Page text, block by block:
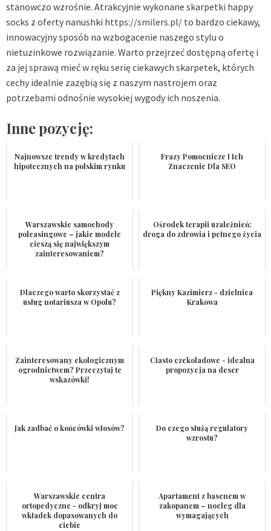
stanowczo wzrośnie. Atrakcyjnie wykonane skarpetki happy
socks z oferty nanushki https://smilers.pl/ to bardzo ciekawy,
innowacyjny sposób na wzbogacenie naszego stylu o
nietuzinkowe rozwiązanie. Warto przejrzeć dostępną ofertę i
za jej sprawą mieć w ręku serię ciekawych skarpetek, których
cechy idealnie zazębią się z naszym nastrojem oraz
potrzebami odnośnie wysokiej wygody ich noszenia.
Inne pozycję:
Najnowsze trendy w kredytach
hipotecznych na polskim rynku
Frazy Pomocnicze I Ich
Znaczenie Dla SEO
Warszawskie samochody
poleasingowe – jakie modele
cieszą się największym
zainteresowaniem?
Ośrodek terapii uzależnień:
droga do zdrowia i pełnego życia
Dlaczego warto skorzystać z
usług notariusza w Opolu?
Piękny Kazimierz - dzielnica
Krakowa
Zainteresowany ekologicznym
ogrodnictwem? Przeczytaj te
wskazówki!
Ciasto czekoladowe - idealna
propozycja na deser
Jak zadbać o końcówki włosów?
Do czego służą regulatory
wzrostu?
Warszawskie centra
ortopedyczne - odkryj moc
wkładek dopasowanych do
ciebie
Apartament z basenem w
zakopanem – nocleg dla
wymagających